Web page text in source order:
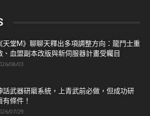
《天堂M》聊聊天釋出多項調整方向：龍鬥士重
、血盟副本改版與新伺服器計畫受矚目
08/03
話武器研磨系統，上青武前必做，但成功研
有條件！
07/29